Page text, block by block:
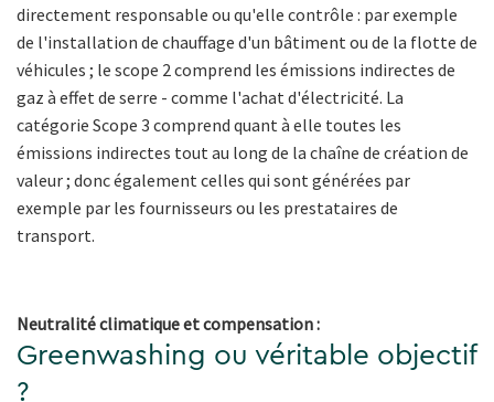
directement responsable ou qu'elle contrôle : par exemple
de l'installation de chauffage d'un bâtiment ou de la flotte de
véhicules ; le scope 2 comprend les émissions indirectes de
gaz à effet de serre - comme l'achat d'électricité. La
catégorie Scope 3 comprend quant à elle toutes les
émissions indirectes tout au long de la chaîne de création de
valeur ; donc également celles qui sont générées par
exemple par les fournisseurs ou les prestataires de
transport.
Neutralité climatique et compensation :
Greenwashing ou véritable objectif
?